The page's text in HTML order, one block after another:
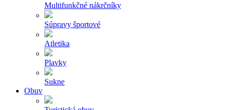
Multifunkčné nákrčníky
Súpravy športové
Atletika
Plavky
Sukne
Obuv